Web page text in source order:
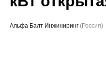
Проекты
Альфа Балт Инжиниринг (Россия)